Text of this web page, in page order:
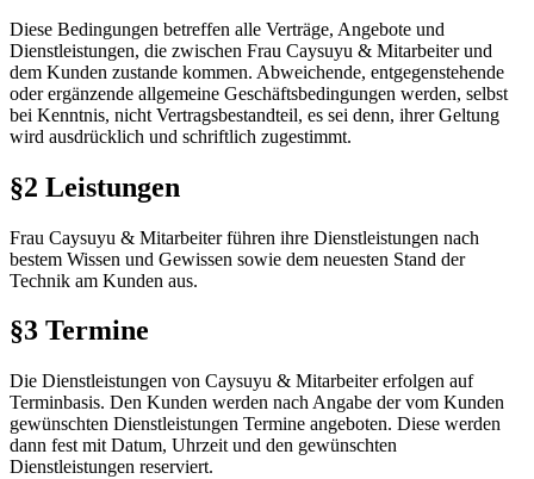
Diese Bedingungen betreffen alle Verträge, Angebote und
Dienstleistungen, die zwischen Frau Caysuyu & Mitarbeiter und
dem Kunden zustande kommen. Abweichende, entgegenstehende
oder ergänzende allgemeine Geschäftsbedingungen werden, selbst
bei Kenntnis, nicht Vertragsbestandteil, es sei denn, ihrer Geltung
wird ausdrücklich und schriftlich zugestimmt.
§2 Leistungen
Frau Caysuyu & Mitarbeiter führen ihre Dienstleistungen nach
bestem Wissen und Gewissen sowie dem neuesten Stand der
Technik am Kunden aus.
§3 Termine
Die Dienstleistungen von Caysuyu & Mitarbeiter erfolgen auf
Terminbasis. Den Kunden werden nach Angabe der vom Kunden
gewünschten Dienstleistungen Termine angeboten. Diese werden
dann fest mit Datum, Uhrzeit und den gewünschten
Dienstleistungen reserviert.